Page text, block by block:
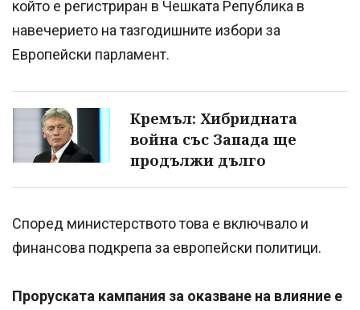
който е регистриран в Чешката Република в
навечерието на тазгодишните избори за
Европейски парламент.
Кремъл: Хибридната
война със Запада ще
продължи дълго
Според министерството това е включвало и
финансова подкрепа за европейски политици.
Проруската кампания за оказване на влияние е